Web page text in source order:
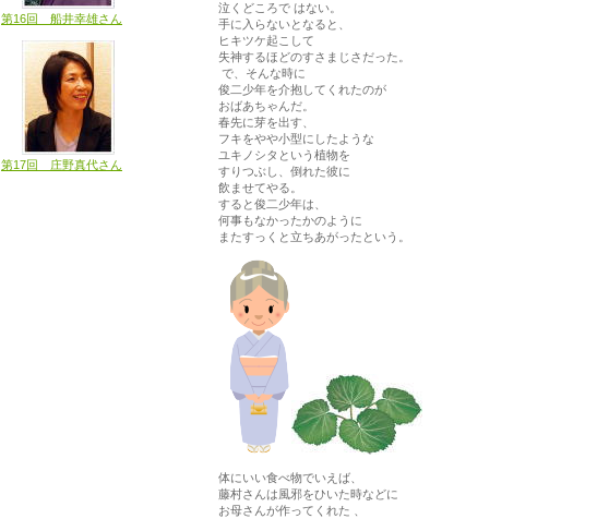
泣くどころで はない。
手に入らないとなると、
ヒキツケ起こして
失神するほどのすさまじさだった。
で、そんな時に
俊二少年を介抱してくれたのが
おばあちゃんだ。
春先に芽を出す、
フキをやや小型にしたような
ユキノシタという植物を
すりつぶし、倒れた彼に
飲ませてやる。
すると俊二少年は、
何事もなかったかのように
またすっくと立ちあがったという。
体にいい食べ物でいえば、
藤村さんは風邪をひいた時などに
お母さんが作ってくれた 、
第16回 船井幸雄さん
第17回 庄野真代さん